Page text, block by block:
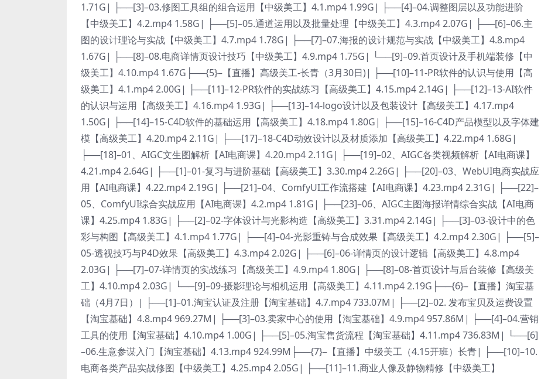
1.71G| ├──[3]–03.修图工具组的组合运用【中级美工】4.1.mp4 1.99G| ├──[4]–04.调整图层以及功能进阶
【中级美工】4.2.mp4 1.58G| ├──[5]–05.通道运用以及批量处理【中级美工】4.3.mp4 2.07G| ├──[6]–06.主
图的设计理论与实战【中级美工】4.7.mp4 1.78G| ├──[7]–07.海报的设计规范与实战【中级美工】4.8.mp4
1.67G| ├──[8]–08.电商详情页设计技巧【中级美工】4.9.mp4 1.75G| └──[9]–09.首页设计及手机端装修【中
级美工】4.10.mp4 1.67G├──{5}–【直播】高级美工-长青（3月30日)| ├──[10]–11-PR软件的认识与使用【高
级美工】4.1.mp4 2.00G| ├──[11]–12-PR软件的实战练习【高级美工】4.15.mp4 2.14G| ├──[12]–13-AI软件
的认识与运用【高级美工】4.16.mp4 1.93G| ├──[13]–14-logo设计以及包装设计【高级美工】4.17.mp4
1.50G| ├──[14]–15-C4D软件的基础运用【高级美工】4.18.mp4 1.80G| ├──[15]–16-C4D产品模型以及字体建
模【高级美工】4.20.mp4 2.11G| ├──[17]–18-C4D动效设计以及材质添加【高级美工】4.22.mp4 1.68G|
├──[18]–01、AIGC文生图解析【AI电商课】4.20.mp4 2.11G| ├──[19]–02、AIGC各类视频解析【AI电商课】
4.21.mp4 2.64G| ├──[1]–01-复习与进阶基础【高级美工】3.30.mp4 2.26G| ├──[20]–03、WebUI电商实战应
用【AI电商课】4.22.mp4 2.19G| ├──[21]–04、ComfyUI工作流搭建【AI电商课】4.23.mp4 2.31G| ├──[22]–
05、ComfyUI综合实战应用【AI电商课】4.2.mp4 1.81G| ├──[23]–06、AIGC主图海报详情综合实战【AI电商
课】4.25.mp4 1.83G| ├──[2]–02-字体设计与光影构造【高级美工】3.31.mp4 2.14G| ├──[3]–03-设计中的色
彩与构图【高级美工】4.1.mp4 1.77G| ├──[4]–04-光影重铸与合成效果【高级美工】4.2.mp4 2.30G| ├──[5]–
05-透视技巧与P4D效果【高级美工】4.3.mp4 2.02G| ├──[6]–06-详情页的设计逻辑【高级美工】4.8.mp4
2.03G| ├──[7]–07-详情页的实战练习【高级美工】4.9.mp4 1.80G| ├──[8]–08-首页设计与后台装修【高级美
工】4.10.mp4 2.03G| └──[9]–09-摄影理论与相机运用【高级美工】4.11.mp4 2.19G├──{6}–【直播】淘宝基
础（4月7日）| ├──[1]–01.淘宝认证及注册【淘宝基础】4.7.mp4 733.07M| ├──[2]–02. 发布宝贝及运费设置
【淘宝基础】4.8.mp4 969.27M| ├──[3]–03.卖家中心的使用【淘宝基础】4.9.mp4 957.86M| ├──[4]–04.营销
工具的使用【淘宝基础】4.10.mp4 1.00G| ├──[5]–05.淘宝售货流程【淘宝基础】4.11.mp4 736.83M| └──[6]
–06.生意参谋入门【淘宝基础】4.13.mp4 924.99M├──{7}–【直播】中级美工（4.15开班）长青| ├──[10]–10.
电商各类产品实战修图【中级美工】4.25.mp4 2.05G| ├──[11]–11.商业人像及静物精修【中级美工】